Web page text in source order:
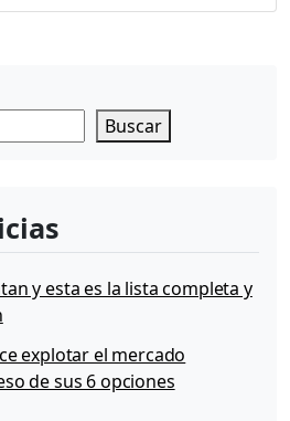
a
r
9
Buscar
y esta es la lista completa y
explotar el mercado
de sus 6 opciones